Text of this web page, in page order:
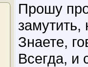
Прошу
замутить,
Знаете,
Всегда, и